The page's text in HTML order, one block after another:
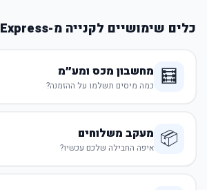
כלים שימושיים לקנייה מ-AliExpress
🧮 מחשבון מכס ומע״מ
כמה מיסים תשלמו על ההזמנה?
📦 מעקב משלוחים
איפה החבילה שלכם עכשיו?